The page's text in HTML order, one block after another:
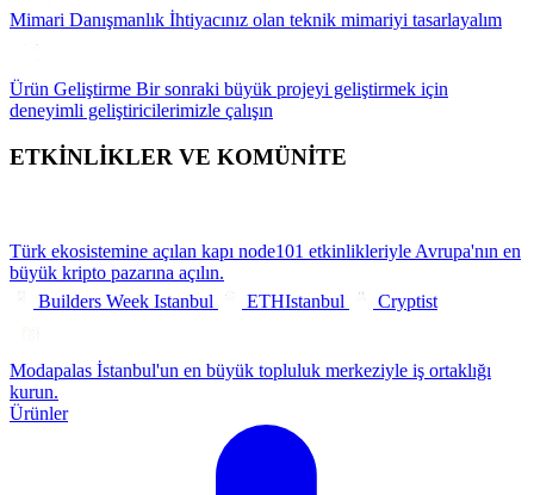
Mimari Danışmanlık İhtiyacınız olan teknik mimariyi tasarlayalım
Ürün Geliştirme Bir sonraki büyük projeyi geliştirmek için
deneyimli geliştiricilerimizle çalışın
ETKİNLİKLER VE KOMÜNİTE
Türk ekosistemine açılan kapı node101 etkinlikleriyle Avrupa'nın en
büyük kripto pazarına açılın.
Builders Week Istanbul
ETHIstanbul Cryptist
Modapalas İstanbul'un en büyük topluluk merkeziyle iş ortaklığı
kurun.
Ürünler